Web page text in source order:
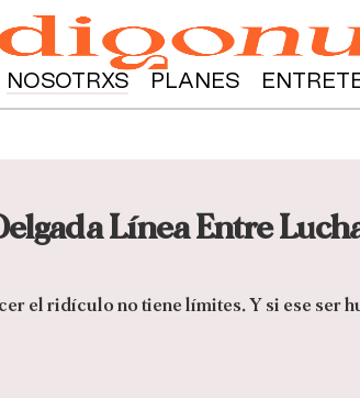
NOSOTRXS PLANES
Línea Entre
el ridículo no tiene límites. Y si ese ser